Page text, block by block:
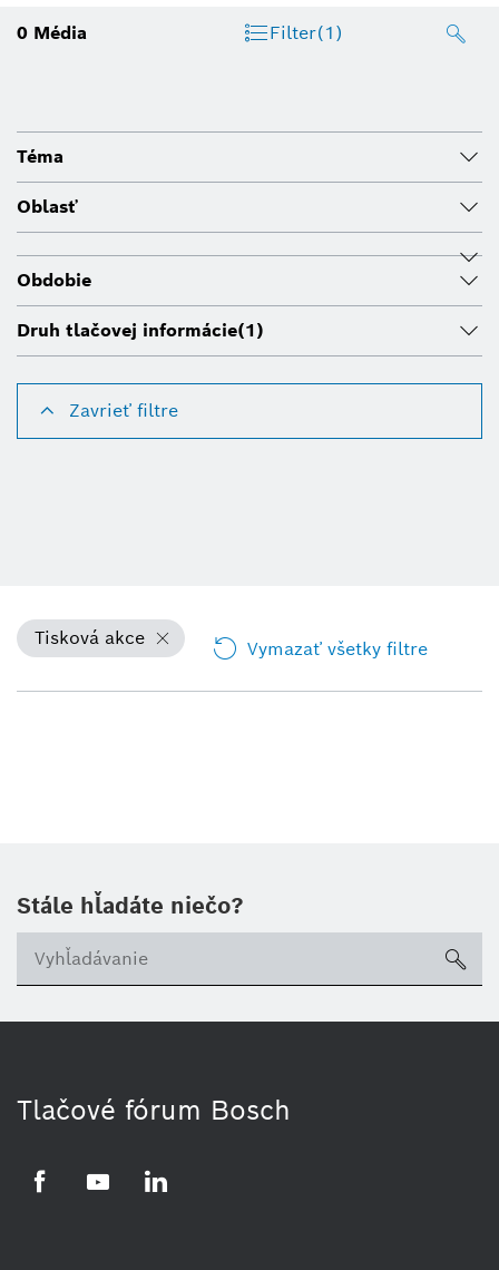
0 Média Filter(1)
Téma
Oblasť
Obdobie
Druh tlačovej informácie(1)
Zavrieť filtre
Tisková akce Vymazať všetky filtre
Stále hľadáte niečo?
Tlačové fórum Bosch